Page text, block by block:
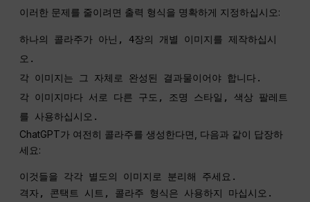
이러한 문제를 줄이려면 출력 형식을 명확하게 지정하십시오:
하나의 콜라주가 아닌, 4장의 개별 이미지를 제작하십시
오.
각 이미지는 그 자체로 완성된 결과물이어야 합니다.
각 이미지마다 서로 다른 구도, 조명 스타일, 색상 팔레트
를 사용하십시오.
ChatGPT가 여전히 콜라주를 생성한다면, 다음과 같이 답장하
세요:
이것들을 각각 별도의 이미지로 분리해 주세요.
격자, 콘택트 시트, 콜라주 형식은 사용하지 마십시오.